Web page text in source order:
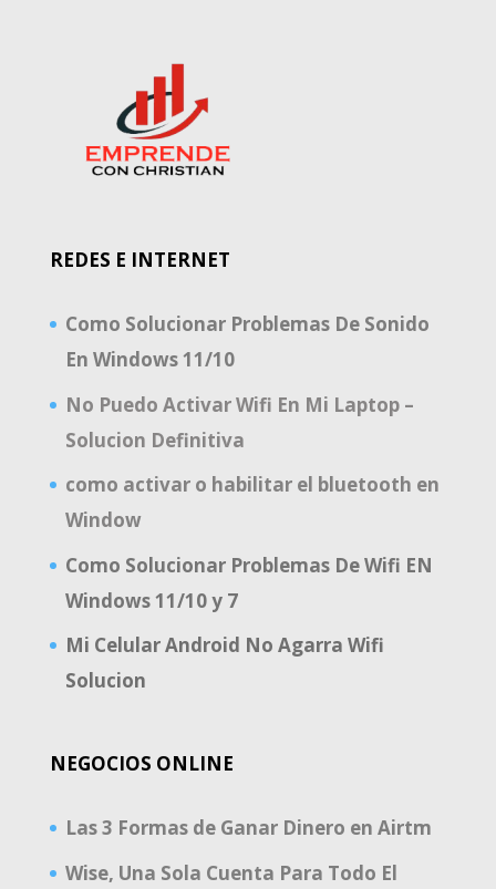
REDES E INTERNET
Como Solucionar Problemas De Sonido
En Windows 11/10
No Puedo Activar Wifi En Mi Laptop –
Solucion Definitiva
como activar o habilitar el bluetooth en
Window
Como Solucionar Problemas De Wifi EN
Windows 11/10 y 7
Mi Celular Android No Agarra Wifi
Solucion
NEGOCIOS ONLINE
Las 3 Formas de Ganar Dinero en Airtm
Wise, Una Sola Cuenta Para Todo El